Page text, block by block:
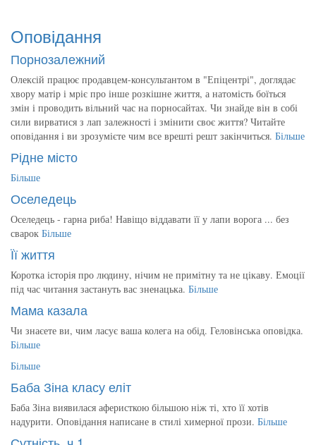
Оповідання
Порнозалежний
Олексій працює продавцем-консультантом в "Епіцентрі", доглядає
хвору матір і мріє про інше розкішне життя, а натомість боїться
змін і проводить вільний час на порносайтах. Чи знайде він в собі
сили вирватися з лап залежності і змінити своє життя? Читайте
оповідання і ви зрозумієте чим все врешті решт закінчиться. Більше
Рідне місто
Більше
Оселедець
Оселедець - гарна риба! Навіщо віддавати її у лапи ворога ... без
сварок Більше
Її життя
Коротка історія про людину, нічим не примітну та не цікаву. Емоції
під час читання застануть вас зненацька. Більше
Мама казала
Чи знаєете ви, чим ласує ваша колега на обід. Геловінська оповідка.
Більше
Більше
Баба Зіна класу еліт
Баба Зіна виявилася аферисткою більшою ніж ті, хто її хотів
надурити. Оповідання написане в стилі химерної прози. Більше